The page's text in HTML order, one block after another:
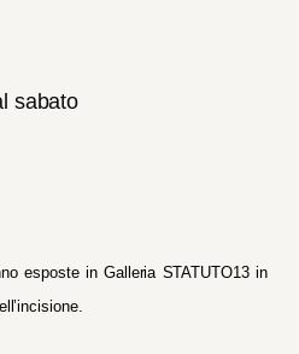
sabato
esposte in Galleria STATUTO13 in